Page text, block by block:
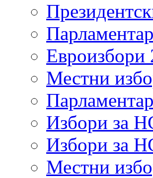
Евроизбори
Местни
Избори за
Избори за
Местни